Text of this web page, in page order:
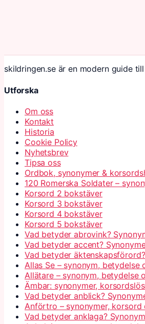
skildringen.se är en modern guide
Utforska
Om oss
Kontakt
Historia
Cookie Policy
Nyhetsbrev
Tipsa oss
Ordbok, synonymer &
120 Romerska Soldater –
Korsord 2 bokstäver
Korsord 3 bokstäver
Korsord 4 bokstäver
Korsord 5 bokstäver
Vad betyder abrovink?
Vad betyder accent?
Vad betyder
Allas Se – synonym, betydelse
Allätare – synonym, betydelse
Ämbar: synonymer,
Vad betyder anblick?
Anförtro – synonymer, korsord
Vad betyder anklaga?